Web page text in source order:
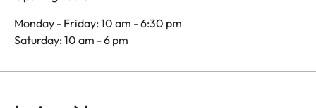
Monday - Friday: 10 am - 6:30 pm
Saturday: 10 am - 6 pm